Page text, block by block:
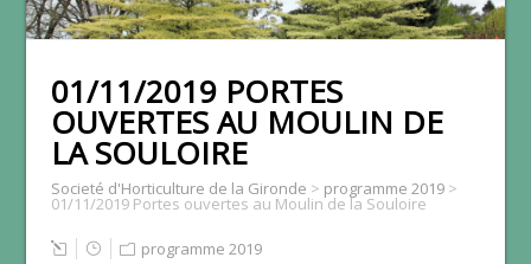
01/11/2019 PORTES
OUVERTES AU MOULIN DE
LA SOULOIRE
Societé d'Horticulture de la Gironde > programme 2019>
01/11/2019 Portes ouvertes au Moulin de la Souloire
programme 2019